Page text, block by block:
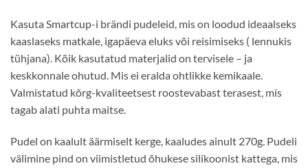
Kasuta Smartcup-i brändi pudeleid, mis on loodud ideaalseks
kaaslaseks matkale, igapäeva eluks või reisimiseks ( lennukis
tühjana). Kõik kasutatud materjalid on tervisele – ja
keskkonnale ohutud. Mis ei eralda ohtlikke kemikaale.
Valmistatud kõrg-kvaliteetsest roostevabast terasest, mis
tagab alati puhta maitse.
Pudel on kaalult äärmiselt kerge, kaaludes ainult 270g. Pudeli
välimine pind on viimistletud õhukese silikoonist kattega, mis